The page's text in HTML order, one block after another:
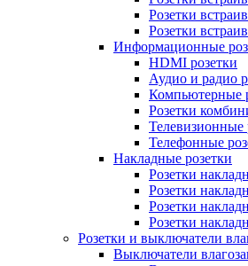
Розетки
Розетки
Информационные
HDMI розетки
Аудио и радио
Компьютерные
Розетки
Телевизионные
Телефонные
Накладные розетки
Розетки
Розетки
Розетки
Розетки
Розетки и выключатели
Выключатели